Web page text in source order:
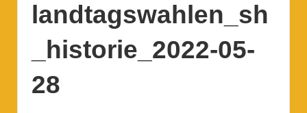
landtagswahlen_sh
_historie_2022-05-
28